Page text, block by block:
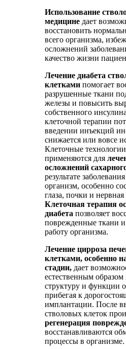
Использование
медицине дает
восстановить
всего организма,
осложнений
качество жизни
Лечение диабета
клетками помогает
разрушенные ткани
железы и повысить
собственного
клеточной терапии
введении инъекций
снижается или вовсе
Клеточные
применяются для
осложнений
результате
организм, особенно
глаза, почки и нервная
Клеточная терапия
диабета позволяет
поврежденные ткани
работу организма.
Лечение цирроза
клетками, особенно
стадии, дает
естественным образом
структуру и функции
прибегая к
имплантации. После
стволовых клеток
регенерация
восстанавливаются
процессы в организме.